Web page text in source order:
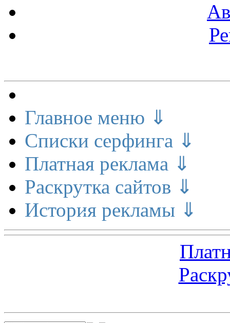
Главное меню ⇓
Списки серфинга ⇓
Платная реклама ⇓
Раскрутка сайтов ⇓
История рекламы ⇓